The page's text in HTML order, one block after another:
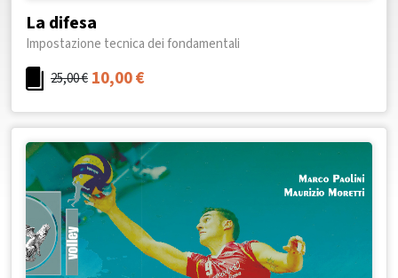
La difesa
Impostazione tecnica dei fondamentali
25,00€ 10,00€